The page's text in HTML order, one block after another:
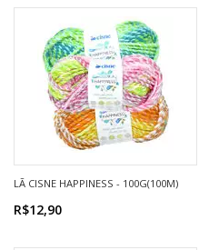
LÃ CISNE HAPPINESS - 100G(100M)
R$12,90